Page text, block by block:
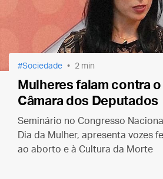
Sociedade 2 min
Mulheres falam contra
Câmara dos Deputados
Seminário no Congresso
Dia da Mulher, apresenta vozes
ao aborto e à Cultura da Morte